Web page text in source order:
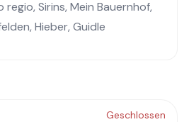
regio, Sirins, Mein Bauernhof,
, Hieber, Guidle
Geschlossen